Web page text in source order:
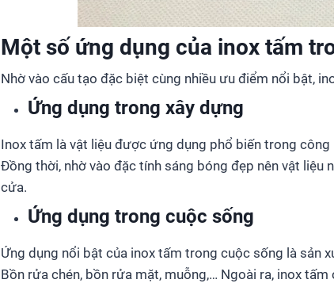
Một số ứng dụng của inox tấm
Nhờ vào cấu tạo đặc biệt cùng nhiều ưu điểm nổi bật,
Ứng dụng trong xây dựng
Inox tấm là vật liệu được ứng dụng phổ biến trong
Đồng thời, nhờ vào đặc tính sáng bóng đẹp nên vật liệu
cửa.
Ứng dụng trong cuộc sống
Ứng dụng nổi bật của inox tấm trong cuộc sống là sản
Bồn rửa chén, bồn rửa mặt, muỗng,… Ngoài ra, inox